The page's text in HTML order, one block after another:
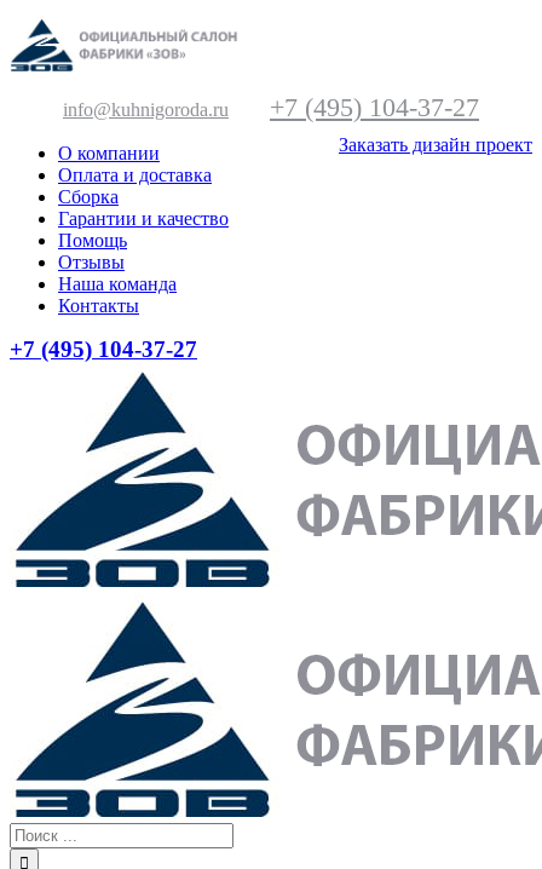
info@kuhnigoroda.ru +7 (495) 104-37-27
Заказать дизайн проект
О компании
Оплата и доставка
Сборка
Гарантии и качество
Помощь
Отзывы
Наша команда
Контакты
+7 (495) 104-37-27